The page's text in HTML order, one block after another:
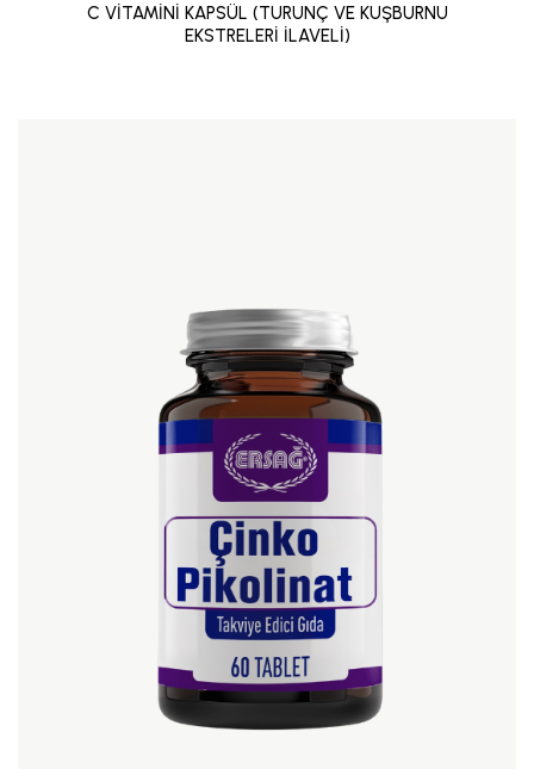
C VİTAMİNİ KAPSÜL (TURUNÇ VE KUŞBURNU
EKSTRELERİ İLAVELİ)